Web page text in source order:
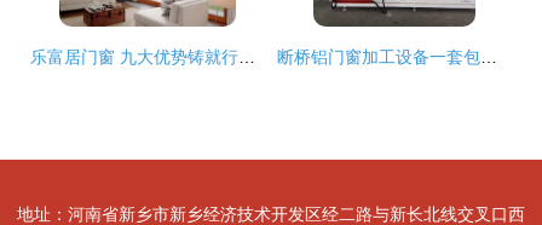
地址：河南省新乡市新乡经济技术开发区经二路与新长北线交叉口西